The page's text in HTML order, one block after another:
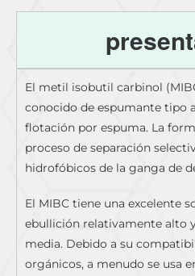
El metil isobutil carbinol
conocido de espumante tipo
flotación por espuma. La
proceso de separación
hidrofóbicos de la ganga de
El MIBC tiene una excelente
ebullición relativamente alto
media. Debido a su
orgánicos, a menudo se usa